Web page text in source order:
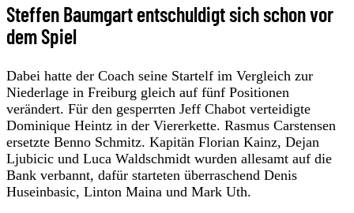
Steffen Baumgart entschuldigt sich schon vor
dem Spiel
Dabei hatte der Coach seine Startelf im Vergleich zur
Niederlage in Freiburg gleich auf fünf Positionen
verändert. Für den gesperrten Jeff Chabot verteidigte
Dominique Heintz in der Viererkette. Rasmus Carstensen
ersetzte Benno Schmitz. Kapitän Florian Kainz, Dejan
Ljubicic und Luca Waldschmidt wurden allesamt auf die
Bank verbannt, dafür starteten überraschend Denis
Huseinbasic, Linton Maina und Mark Uth.